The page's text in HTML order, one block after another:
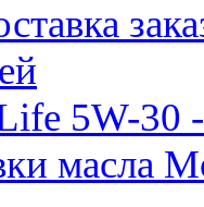
5W-30 -
масла